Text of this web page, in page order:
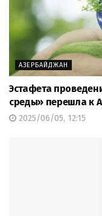
АЗЕРБАЙДЖАН
Эстафета
среды» перешла к
2025/06/05, 12:15